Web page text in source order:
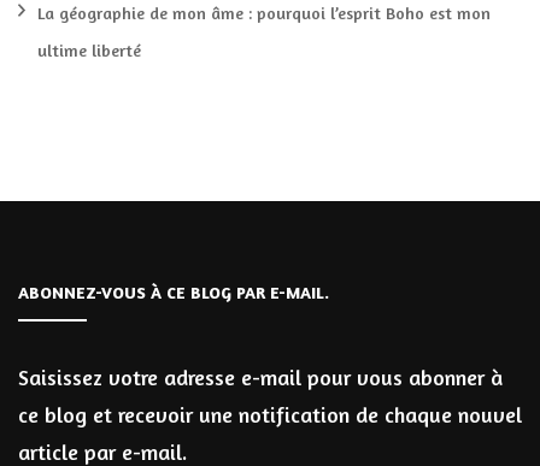
La géographie de mon âme : pourquoi l’esprit Boho est mon
ultime liberté
ABONNEZ-VOUS À CE BLOG PAR E-MAIL.
Saisissez votre adresse e-mail pour vous abonner à
ce blog et recevoir une notification de chaque nouvel
article par e-mail.